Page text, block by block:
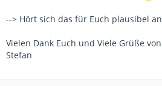
--> Hört sich das für Euch plausibel
Vielen Dank Euch und Viele Grüße von
Stefan